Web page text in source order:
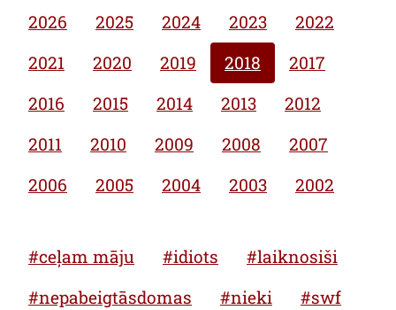
2026 2025 2024 2023
2022
2021
2020 2019 2018
2017
2016
2015 2014 2013
2012
2011
2010 2009 2008
2007
2006
2005 2004 2003 2002
#ceļam māju #idiots
#laiknosiši
#nepabeigtāsdomas
#nieki
#swf